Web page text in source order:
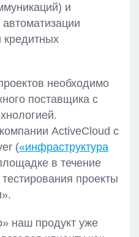
и
кредитных
необходимо
поставщика с
ActiveCloud с
(«инфраструктура
в течение
проекты
наш продукт уже